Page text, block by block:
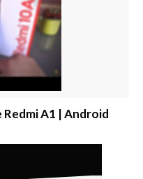
Redmi A1 | Android